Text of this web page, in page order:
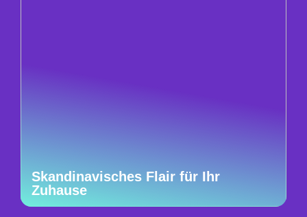
Skandinavisches Flair für Ihr
Zuhause